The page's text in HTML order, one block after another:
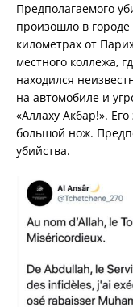
Предполагаемого
произошло в
километрах от
местного коллежа,
находился
на автомобиле и
«Аллаху Акбар!».
большой нож.
убийства.